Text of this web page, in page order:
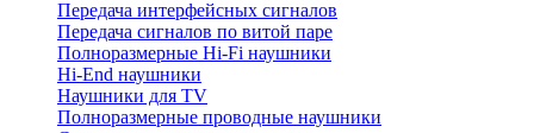
Передача интерфейсных сигналов
Передача сигналов по витой паре
Полноразмерные Hi-Fi наушники
Hi-End наушники
Наушники для TV
Полноразмерные проводные наушники